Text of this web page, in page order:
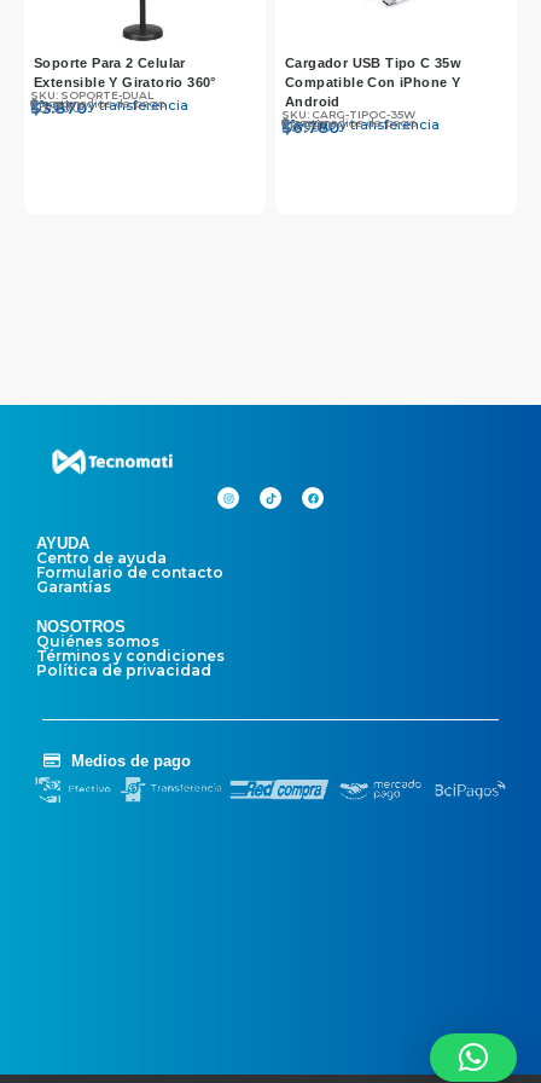
Soporte Para 2 Celular
Extensible Y Giratorio 360°
SKU: SOPORTE-DUAL
$3.870
Efectivo y transferencia
$3.990
Otros medios de pago
Cargador USB Tipo C 35w
Compatible Con iPhone Y
Android
SKU: CARG-TIPOC-35W
$6.780
Efectivo y transferencia
$6.990
Otros medios de pago
AYUDA
Centro de ayuda
Formulario de contacto
Garantías
NOSOTROS
Quiénes somos
Términos y condiciones
Política de privacidad
Medios de pago